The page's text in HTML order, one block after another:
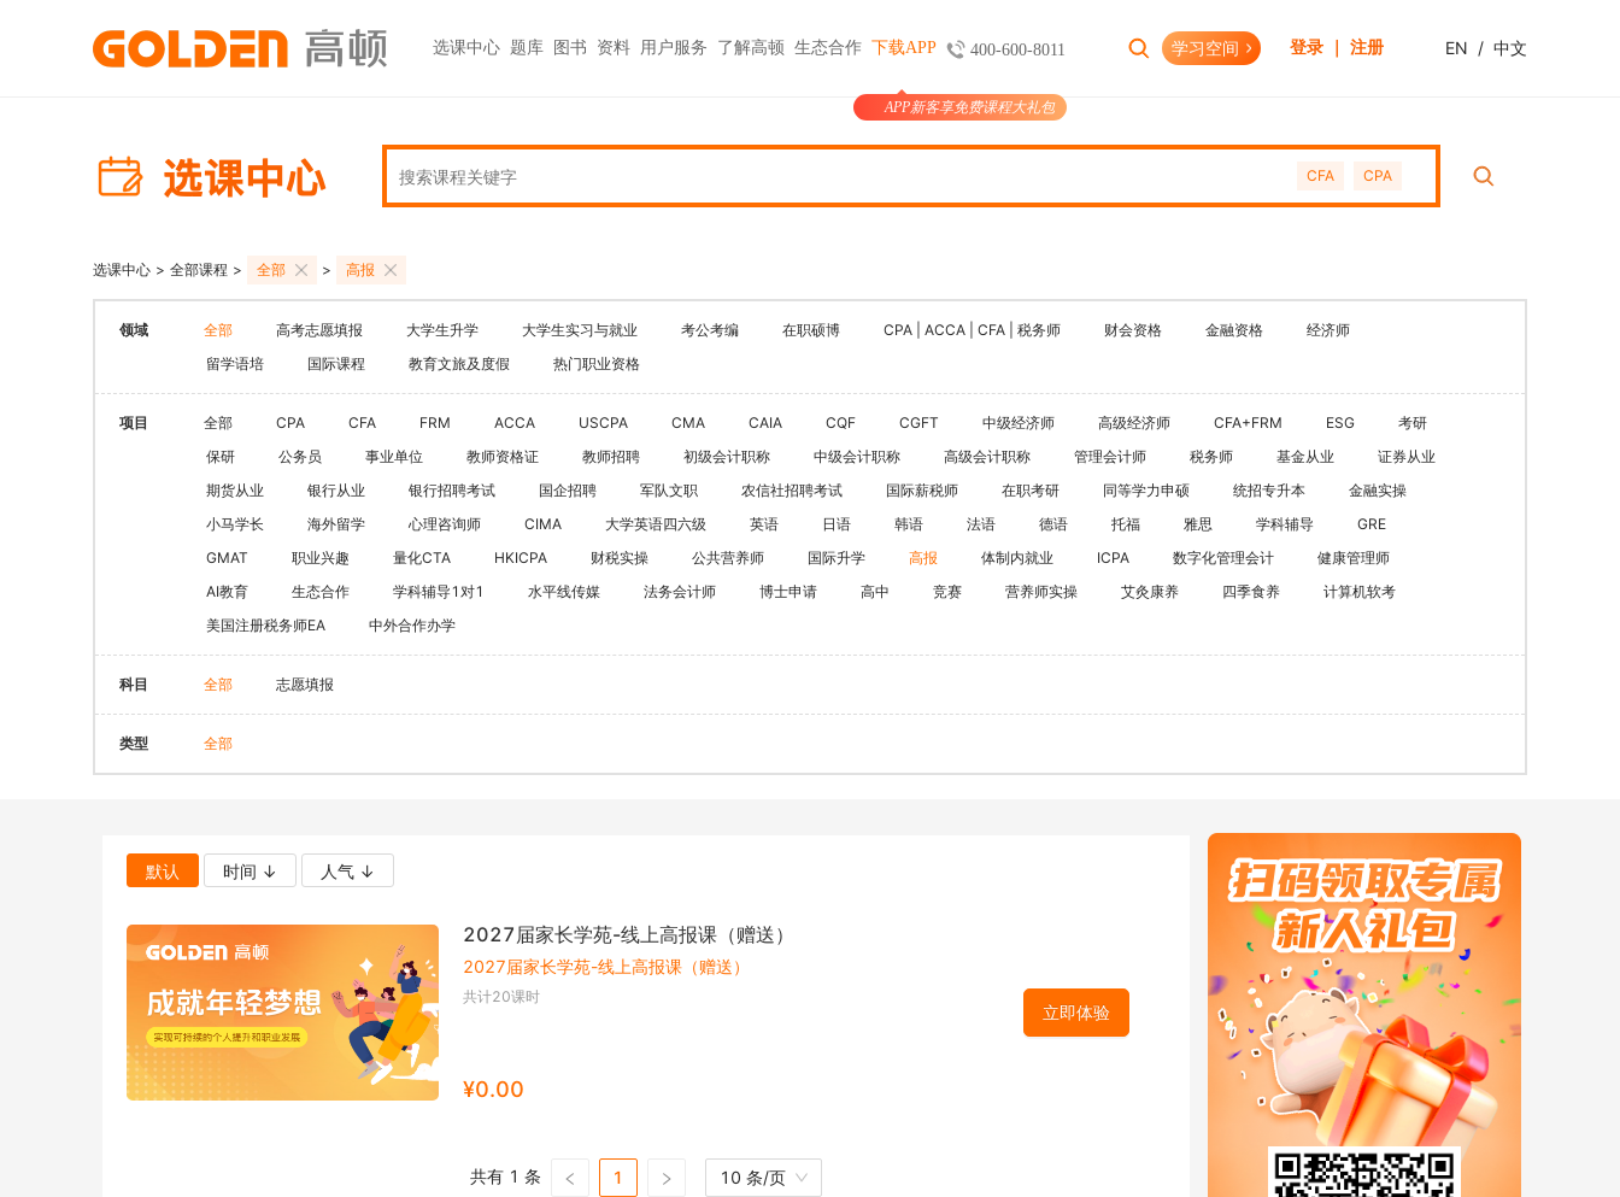
选课中心
金融资格
基金从业
银行从业
CFA+FRM
CQF(国际量化金融证书)
CGFT（特许全球金融科技师）
CAIA(特许另类投资分析师）
金融实操
高级经济师
大学生升学
考研 HOT
大学英语四六级
保研 HOT
热门职业资格
心理咨询师
健康管理师
社会工作师
国际薪税师
大学生实习与就业
小马学长
国际课程
紫藤国际 NEW
CPA | ACCA | CFA | 税务师
CPA
考公考编
公务员 HOT
国企招聘
留学语培
海外留学
财会资格
初级会计职称
CPA(注册会计师)
管理会计师
ACCA HOT
数字化管理会计
同等学力申硕
题库 图书
初级职称
CPA（注册会计师） HOT
税务师
中级经济师
实践与管理
ACCA
FRM
官方商城
资料 用户服务
ACCA
CFA
CMA
FRM
USCPA
快捷支付
网上支付
发票制度
如何学习课程
考试报名
CQF报名指导 考试资讯
了解高顿 生态合作 下载APP
APP新客享免费课程大礼包
400-600-8011 学习空间 登录 ｜ 注册 EN / 中文
CFA CPA
选课中心 > 全部课程 > 全部 > 高报
领域 全部 高考志愿填报 大学生升学 大学生实习与就业 考公考编 在职硕博 CPA | ACCA | CFA | 税务师 财会资格 金融资格
经济师
留学语培
国际课程 教育文旅及度假 热门职业资格
项目 全部 CPA CFA FRM ACCA USCPA CMA CAIA CQF CGFT 中级经济师 高级经济师 CFA+FRM ESG
考研
保研
公务员 事业单位 教师资格证 教师招聘 初级会计职称 中级会计职称 高级会计职称 管理会计师 税务师 基金从业
证券从业
期货从业
银行从业 银行招聘考试 国企招聘 军队文职 农信社招聘考试 国际薪税师 在职考研 同等学力申硕 统招专升本
金融实操
小马学长
海外留学 心理咨询师 CIMA 大学英语四六级 英语 日语 韩语 法语 德语 托福 雅思 学科辅导
GRE
GMAT
职业兴趣 量化CTA HKICPA 财税实操 公共营养师 国际升学 高报 体制内就业 ICPA 数字化管理会计
健康管理师
AI教育
生态合作 学科辅导1对1 水平线传媒 法务会计师 博士申请 高中 竞赛 营养师实操 艾灸康养 四季食养
计算机软考
美国注册税务师EA
中外合作办学
科目 全部 志愿填报
类型 全部
默认 时间 ↓ 人气 ↓
2027届家长学苑-线上高报课（赠送）
2027届家长学苑-线上高报课（赠送）
共计20课时
¥0.00
立即体验
共有 1 条 1 10 条/页